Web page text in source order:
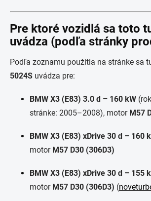
Pre ktoré vozidlá sa toto
uvádza (podľa stránky
Podľa zoznamu použitia na stránke sa
5024S uvádza pre:
BMW X3 (E83) 3.0 d – 160 kW
stránke: 2005–2008), motor M57
BMW X3 (E83) xDrive 30 d – 160
motor M57 D30 (306D3)
BMW X3 (E83) xDrive 30 d – 155
motor M57 D30 (306D3) (